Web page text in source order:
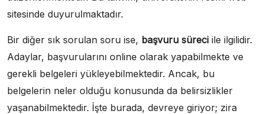
sitesinde duyurulmaktadır.
Bir diğer sık sorulan soru ise, başvuru süreci ile ilgilidir.
Adaylar, başvurularını online olarak yapabilmekte ve
gerekli belgeleri yükleyebilmektedir. Ancak, bu
belgelerin neler olduğu konusunda da belirsizlikler
yaşanabilmektedir. İşte burada, devreye giriyor; zira